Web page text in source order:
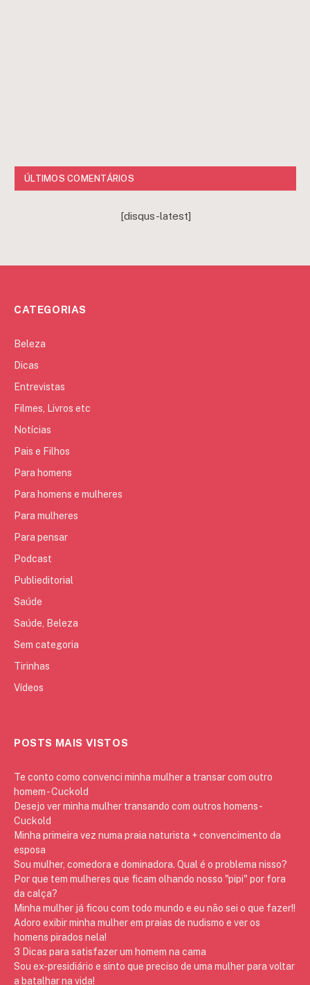
ÚLTIMOS COMENTÁRIOS
[disqus-latest]
CATEGORIAS
Beleza
Dicas
Entrevistas
Filmes, Livros etc
Notícias
Pais e Filhos
Para homens
Para homens e mulheres
Para mulheres
Para pensar
Podcast
Publieditorial
Saúde
Saúde, Beleza
Sem categoria
Tirinhas
Vídeos
POSTS MAIS VISTOS
Te conto como convenci minha mulher a transar com outro
homem - Cuckold
Desejo ver minha mulher transando com outros homens -
Cuckold
Minha primeira vez numa praia naturista + convencimento da
esposa
Sou mulher, comedora e dominadora. Qual é o problema nisso?
Por que tem mulheres que ficam olhando nosso "pipi" por fora
da calça?
Minha mulher já ficou com todo mundo e eu não sei o que fazer!!
Adoro exibir minha mulher em praias de nudismo e ver os
homens pirados nela!
3 Dicas para satisfazer um homem na cama
Sou ex-presidiário e sinto que preciso de uma mulher para voltar
a batalhar na vida!